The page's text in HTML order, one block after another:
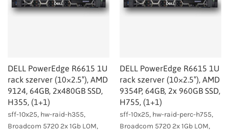
DELL PowerEdge R6615 1U
rack szerver (10×2.5″), AMD
9124, 64GB, 2x480GB SSD,
H355, (1+1)
sff-10x25, hw-raid-h355,
Broadcom 5720 2x 1Gb LOM,
DELL PowerEdge R6615 1U
rack szerver (10×2.5″), AMD
9354P, 64GB, 2x 960GB SSD,
H755, (1+1)
sff-10x25, hw-raid-perc-h755,
Broadcom 5720 2x 1Gb LOM,